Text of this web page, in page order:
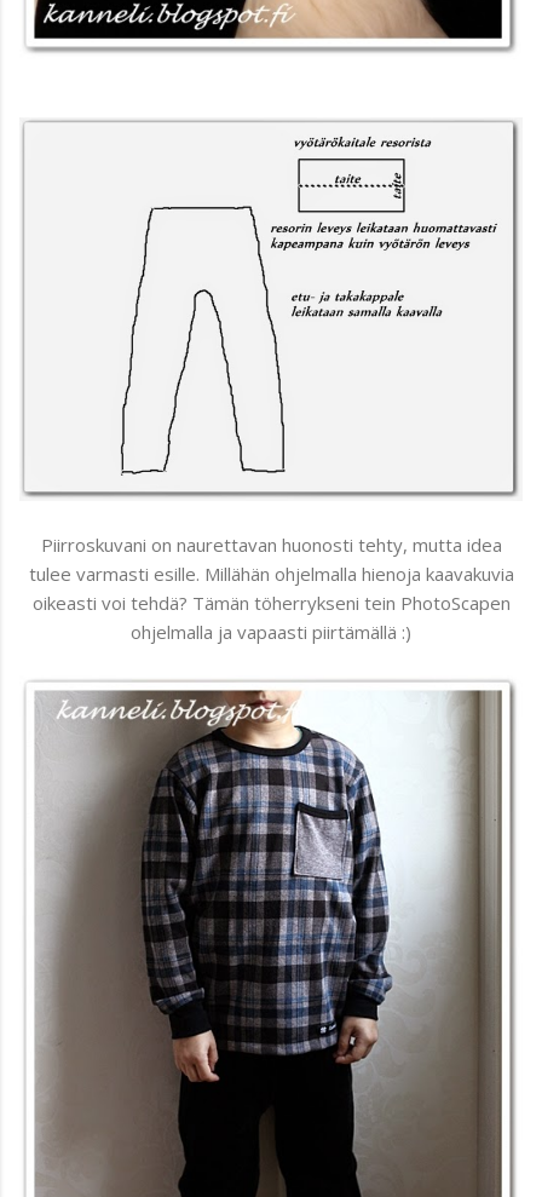
Piirroskuvani on naurettavan huonosti tehty, mutta idea
tulee varmasti esille. Millähän ohjelmalla hienoja kaavakuvia
oikeasti voi tehdä? Tämän töherrykseni tein PhotoScapen
ohjelmalla ja vapaasti piirtämällä :)